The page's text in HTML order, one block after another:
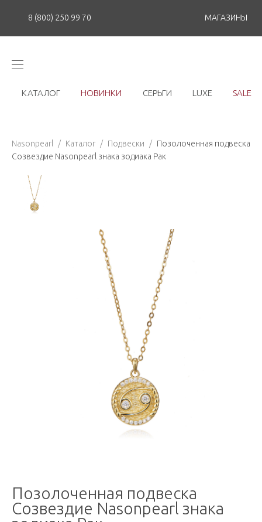
8 (800) 250 99 70 МАГАЗИНЫ
КАТАЛОГ НОВИНКИ СЕРЬГИ LUXE SALE
Nasonpearl / Каталог / Подвески / Позолоченная подвеска
Созвездие Nasonpearl знака зодиака Рак
Позолоченная подвеска
Созвездие Nasonpearl знака